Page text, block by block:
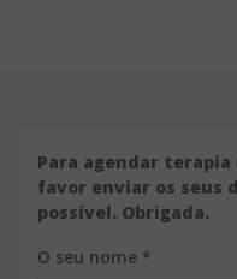
Para agendar
favor enviar os seus
possível. Obrigada.
O seu nome *